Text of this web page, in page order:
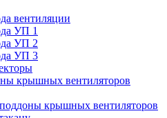
вентиляции
УП 1
УП 2
УП 3
крышных вентиляторов
крышных вентиляторов